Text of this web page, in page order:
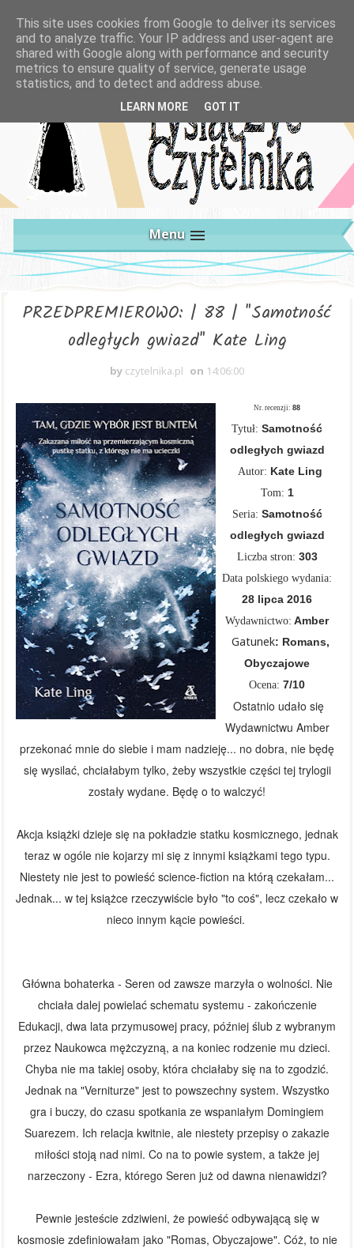
Menu
PRZEDPREMIEROWO: | 88 | "Samotność
odległych gwiazd" Kate Ling
by czytelnika.pl on 14:06:00
Nr. recenzji: 88
Tytuł: Samotność
odległych gwiazd
Autor: Kate Ling
Tom: 1
Seria: Samotność
odległych gwiazd
Liczba stron: 303
Data polskiego wydania:
28 lipca 2016
Wydawnictwo: Amber
Gatunek: Romans,
Obyczajowe
Ocena: 7/10
Ostatnio udało się
Wydawnictwu Amber
przekonać mnie do siebie i mam nadzieję... no dobra, nie będę
się wysilać, chciałabym tylko, żeby wszystkie części tej trylogii
zostały wydane. Będę o to walczyć!
Akcja książki dzieje się na pokładzie statku kosmicznego, jednak
teraz w ogóle nie kojarzy mi się z innymi książkami tego typu.
Niestety nie jest to powieść science-fiction na którą czekałam...
Jednak... w tej książce rzeczywiście było "to coś", lecz czekało w
nieco innym kącie powieści.
Główna bohaterka - Seren od zawsze marzyła o wolności. Nie
chciała dalej powielać schematu systemu - zakończenie
Edukacji, dwa lata przymusowej pracy, później ślub z wybranym
przez Naukowca mężczyzną, a na koniec rodzenie mu dzieci.
Chyba nie ma takiej osoby, która chciałaby się na to zgodzić.
Jednak na "Verniturze" jest to powszechny system. Wszystko
gra i buczy, do czasu spotkania ze wspaniałym Domingiem
Suarezem. Ich relacja kwitnie, ale niestety przepisy o zakazie
miłości stoją nad nimi. Co na to powie system, a także jej
narzeczony - Ezra, którego Seren już od dawna nienawidzi?
Pewnie jesteście zdziwieni, że powieść odbywającą się w
kosmosie zdefiniowałam jako "Romas, Obyczajowe". Cóż, to nie
This site uses cookies from Google to deliver its services
and to analyze traffic. Your IP address and user-agent are
shared with Google along with performance and security
metrics to ensure quality of service, generate usage
statistics, and to detect and address abuse.
LEARN MORE GOT IT